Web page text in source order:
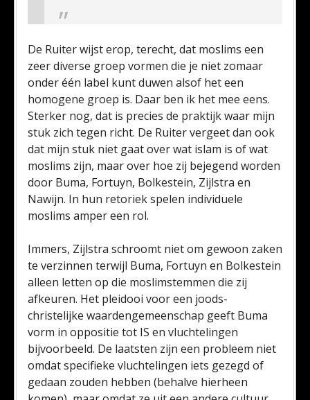
De Ruiter wijst erop, terecht, dat moslims een
zeer diverse groep vormen die je niet zomaar
onder één label kunt duwen alsof het een
homogene groep is. Daar ben ik het mee eens.
Sterker nog, dat is precies de praktijk waar mijn
stuk zich tegen richt. De Ruiter vergeet dan ook
dat mijn stuk niet gaat over wat islam is of wat
moslims zijn, maar over hoe zij bejegend worden
door Buma, Fortuyn, Bolkestein, Zijlstra en
Nawijn. In hun retoriek spelen individuele
moslims amper een rol.
Immers, Zijlstra schroomt niet om gewoon zaken
te verzinnen terwijl Buma, Fortuyn en Bolkestein
alleen letten op die moslimstemmen die zij
afkeuren. Het pleidooi voor een joods-
christelijke waardengemeenschap geeft Buma
vorm in oppositie tot IS en vluchtelingen
bijvoorbeeld. De laatsten zijn een probleem niet
omdat specifieke vluchtelingen iets gezegd of
gedaan zouden hebben (behalve hierheen